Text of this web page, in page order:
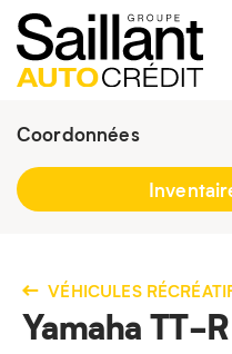
Coordonnées
9h - 19h
418 659-6431
VÉHICULES
Yamaha TT-